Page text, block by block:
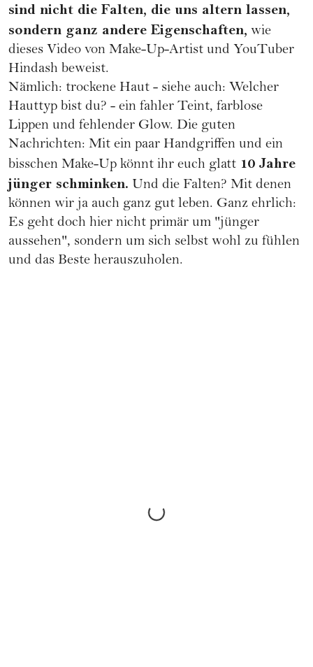
sind nicht die Falten, die uns altern lassen,
sondern ganz andere Eigenschaften, wie
dieses Video von Make-Up-Artist und YouTuber
Hindash beweist.
Nämlich: trockene Haut - siehe auch: Welcher
Hauttyp bist du? - ein fahler Teint, farblose
Lippen und fehlender Glow. Die guten
Nachrichten: Mit ein paar Handgriffen und ein
bisschen Make-Up könnt ihr euch glatt 10 Jahre
jünger schminken. Und die Falten? Mit denen
können wir ja auch ganz gut leben. Ganz ehrlich:
Es geht doch hier nicht primär um "jünger
aussehen", sondern um sich selbst wohl zu fühlen
und das Beste herauszuholen.